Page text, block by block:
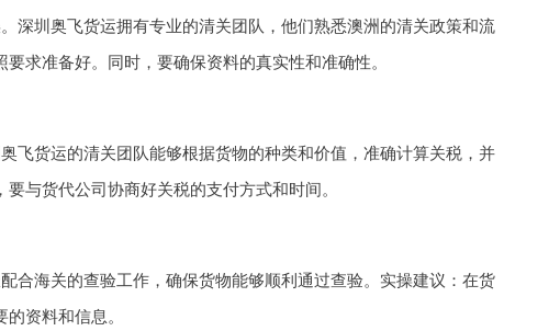
深圳奥飞货运拥有专业的清关团队，他们熟悉澳洲的清关政策和流
求准备好。同时，要确保资料的真实性和准确性。
飞货运的清关团队能够根据货物的种类和价值，准确计算关税，并
与货代公司协商好关税的支付方式和时间。
合海关的查验工作，确保货物能够顺利通过查验。实操建议：在货
资料和信息。